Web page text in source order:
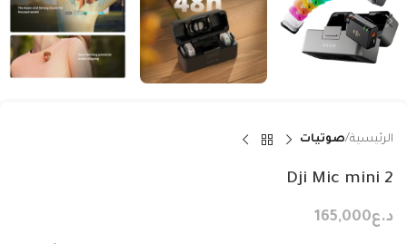
الرئيسية صوتيات
Dji Mic mini 2
د.ع165,000